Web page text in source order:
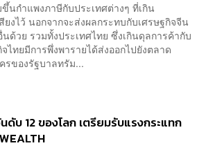
นกำแพงภาษีกับประเทศต่างๆ ที่เกิน
งไว้ นอกจากจะส่งผลกระทบกับเศรษฐกิจจีน
ด้วย รวมทั้งประเทศไทย ซึ่งเกินดุลการค้ากับ
ไทยมีการพึ่งพารายได้ส่งออกไปยังตลาด
ของรัฐบาลทรัม...
บ 12 ของโลก เตรียมรับแรงกระแทก